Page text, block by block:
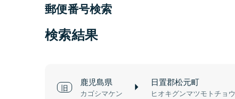
郵便番号検索
検索結果
鹿児島県
カゴシマケン
日置郡松元町
ヒオキグンマツモトチョウ